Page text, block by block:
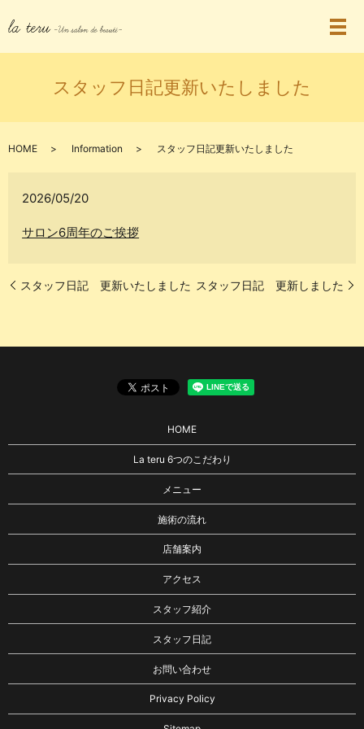
スタッフ日記更新いたしました
HOME Information スタッフ日記更新いたしました
2026/05/20
サロン6周年のご挨拶
スタッフ日記 更新いたしました スタッフ日記 更新しました
HOME
La teru 6つのこだわり
メニュー
施術の流れ
店舗案内
アクセス
スタッフ紹介
スタッフ日記
お問い合わせ
Privacy Policy